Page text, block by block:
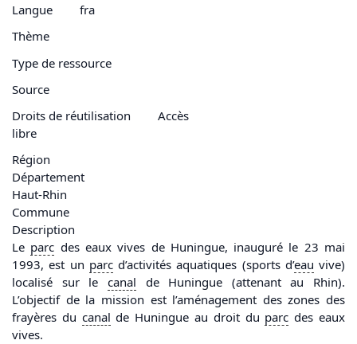
Langue
fra
Thème
Type de ressource
Source
Droits de réutilisation
Accès
libre
Région
Département
Haut-Rhin
Commune
Description
Le parc des eaux vives de Huningue, inauguré le 23 mai
1993, est un parcd’activités aquatiques (sports d’eau vive)
localisé sur le canal de Huningue (attenant au Rhin).
L’objectif de la mission est l’aménagement des zones des
frayères du canal de Huningue au droit du parc des eaux
vives.